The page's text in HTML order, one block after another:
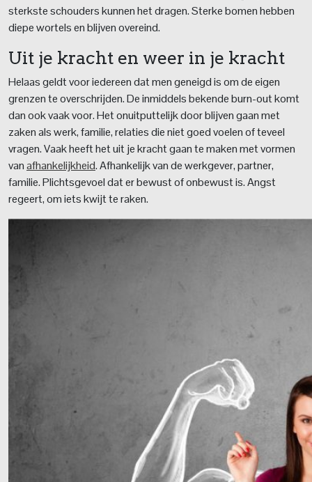
sterkste schouders kunnen het dragen. Sterke bomen hebben
diepe wortels en blijven overeind.
Uit je kracht en weer in je kracht
Helaas geldt voor iedereen dat men geneigd is om de eigen
grenzen te overschrijden. De inmiddels bekende burn-out komt
dan ook vaak voor. Het onuitputtelijk door blijven gaan met
zaken als werk, familie, relaties die niet goed voelen of teveel
vragen. Vaak heeft het uit je kracht gaan te maken met vormen
vanafhankelijkheid. Afhankelijk van de werkgever, partner,
familie. Plichtsgevoel dat er bewust of onbewust is. Angst
regeert, om iets kwijt te raken.